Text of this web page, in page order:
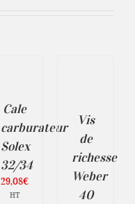
Cale
carburateur
Solex
32/34
29,08€
HT
DÉTAILS
Vis
de
richesse
Weber
40